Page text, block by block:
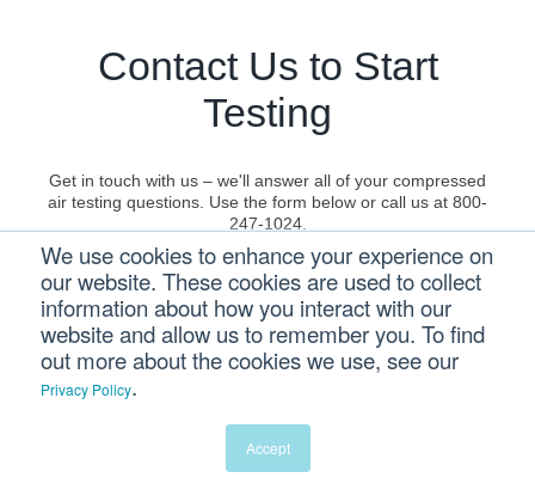
We use cookies to enhance your experience on
our website. These cookies are used to collect
information about how you interact with our
website and allow us to remember you. To find
out more about the cookies we use, see our
Privacy Policy.
Accept
Contact Us to Start
Testing
Get in touch with us – we'll answer all of your compressed
air testing questions. Use the form below or call us at 800-
247-1024.
First name
Last name